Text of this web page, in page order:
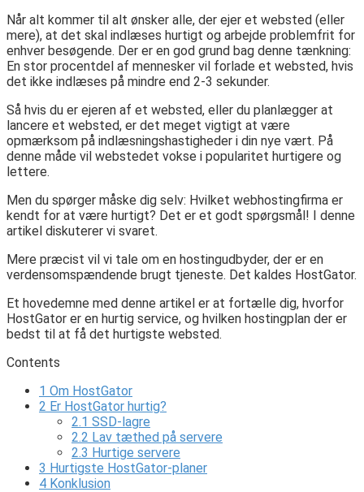
Når alt kommer til alt ønsker alle, der ejer et websted (eller
mere), at det skal indlæses hurtigt og arbejde problemfrit for
enhver besøgende. Der er en god grund bag denne tænkning:
En stor procentdel af mennesker vil forlade et websted, hvis
det ikke indlæses på mindre end 2-3 sekunder.
Så hvis du er ejeren af ​​et websted, eller du planlægger at
lancere et websted, er det meget vigtigt at være
opmærksom på indlæsningshastigheder i din nye vært. På
denne måde vil webstedet vokse i popularitet hurtigere og
lettere.
Men du spørger måske dig selv: Hvilket webhostingfirma er
kendt for at være hurtigt? Det er et godt spørgsmål! I denne
artikel diskuterer vi svaret.
Mere præcist vil vi tale om en hostingudbyder, der er en
verdensomspændende brugt tjeneste. Det kaldes HostGator.
Et hovedemne med denne artikel er at fortælle dig, hvorfor
HostGator er en hurtig service, og hvilken hostingplan der er
bedst til at få det hurtigste websted.
Contents
1 Om HostGator
2 Er HostGator hurtig?
2.1 SSD-lagre
2.2 Lav tæthed på servere
2.3 Hurtige servere
3 Hurtigste HostGator-planer
4 Konklusion